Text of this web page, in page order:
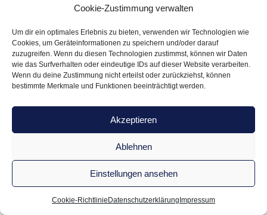
Cookie-Zustimmung verwalten
Um dir ein optimales Erlebnis zu bieten, verwenden wir Technologien wie
Cookies, um Geräteinformationen zu speichern und/oder darauf
zuzugreifen. Wenn du diesen Technologien zustimmst, können wir Daten
wie das Surfverhalten oder eindeutige IDs auf dieser Website verarbeiten.
Wenn du deine Zustimmung nicht erteilst oder zurückziehst, können
bestimmte Merkmale und Funktionen beeinträchtigt werden.
Akzeptieren
Ablehnen
Einstellungen ansehen
Cookie-Richtlinie Datenschutzerklärung Impressum